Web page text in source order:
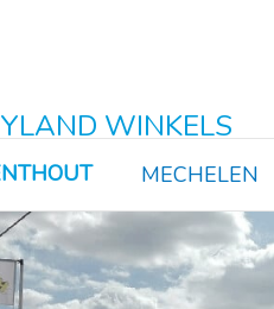
WINKELS
MECHELEN